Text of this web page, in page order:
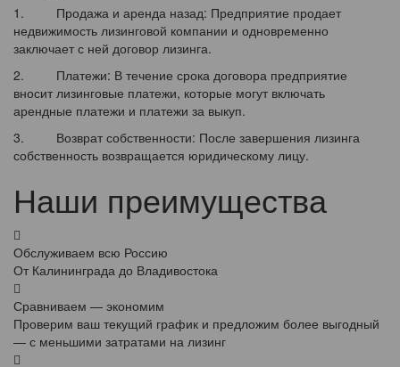
1. Продажа и аренда назад: Предприятие продает
недвижимость лизинговой компании и одновременно
заключает с ней договор лизинга.
2. Платежи: В течение срока договора предприятие
вносит лизинговые платежи, которые могут включать
арендные платежи и платежи за выкуп.
3. Возврат собственности: После завершения лизинга
собственность возвращается юридическому лицу.
Наши преимущества
Обслуживаем всю Россию
От Калининграда до Владивостока
Сравниваем — экономим
Проверим ваш текущий график и предложим более выгодный
— с меньшими затратами на лизинг